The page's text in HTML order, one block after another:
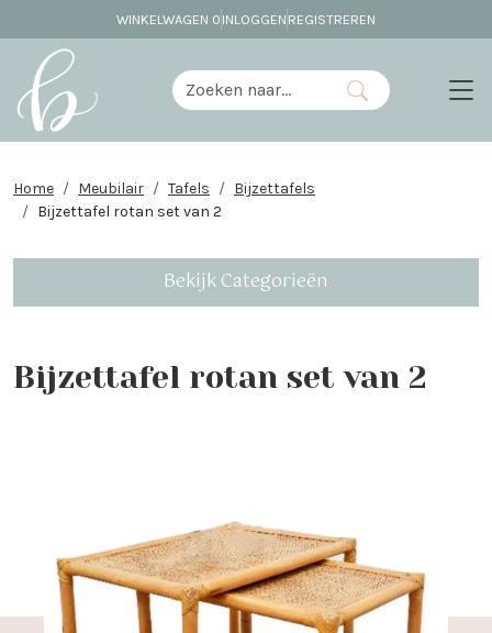
WINKELWAGEN 0 INLOGGEN REGISTREREN
Home Meubilair Tafels
Bijzettafels
Bijzettafel rotan set van 2
Bekijk Categorieën
Bijzettafel rotan set van 2